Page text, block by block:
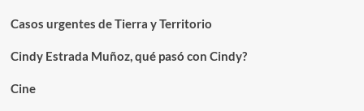
Casos urgentes de Tierra y Territorio
Cindy Estrada Muñoz, qué pasó con Cindy?
Cine